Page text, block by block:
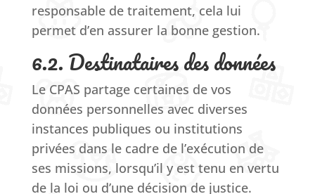
responsable de traitement, cela lui
permet d’en assurer la bonne gestion.
6.2. Destinataires des données
Le CPAS partage certaines de vos
données personnelles avec diverses
instances publiques ou institutions
privées dans le cadre de l’exécution de
ses missions, lorsqu’il y est tenu en vertu
de la loi ou d’une décision de justice.